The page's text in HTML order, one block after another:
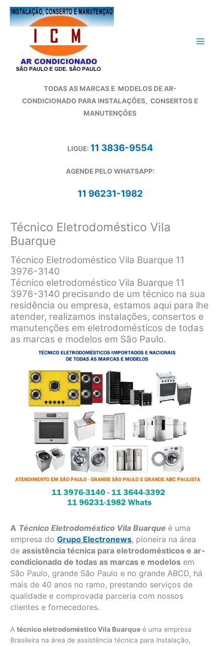
para
TODAS AS MARCAS E MODELOS DE AR-
CONDICIONADO PARA INSTALAÇÕES, CONSERTOS E
MANUTENÇÕES
LIGUE: 11 3836-9554
AGENDE PELO WHATSAPP:
11 96231-1982
Técnico Eletrodoméstico Vila
Buarque
Técnico Eletrodoméstico Vila Buarque 11
3976-3140
Técnico eletrodoméstico Vila Buarque 11
3976-3140 precisando de um técnico na sua
residência ou empresa, estamos aqui para lhe
atender, realizamos instalações, consertos e
manutenções em eletrodomésticos de todas
as marcas e modelos em São Paulo.
A Técnico Eletrodoméstico Vila Buarque é uma
empresa doGrupo Electronews, pioneira na área
deassistência técnica para eletrodomésticos e ar-
condicionado de todas as marcas e modelos em
São Paulo, grande São Paulo e no grande ABCD, há
mais de 40 anos no ramo, prestando serviços de
qualidade e comprovada parceria com nossos
clientes e fornecedores.
Atécnico eletrodoméstico Vila Buarque é uma empresa
Brasileira na área de assistência técnica para instalação,